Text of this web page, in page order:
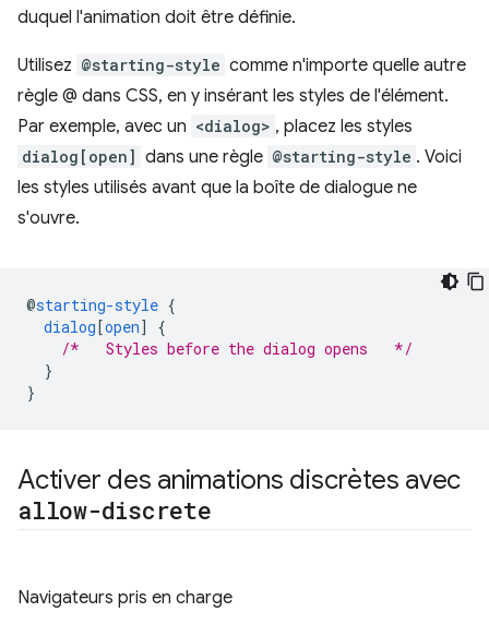
duquel l'animation doit être définie.
Utilisez @starting-style comme n'importe quelle autre
règle @ dans CSS, en y insérant les styles de l'élément.
Par exemple, avec un <dialog> , placez les styles
dialog[open] dans une règle @starting-style . Voici
les styles utilisés avant que la boîte de dialogue ne
s'ouvre.
@starting-style {
dialog [open]
{
/*   Styles before the dialog opens   */
}
}
Activer des animations discrètes avec
allow-discrete
Navigateurs pris en charge